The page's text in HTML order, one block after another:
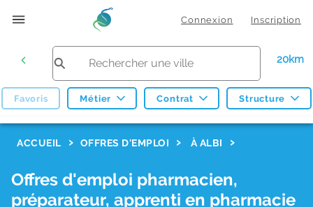
Connexion Inscription
20km
Favoris Métier Contrat Structure
ACCUEIL OFFRES D'EMPLOI À ALBI
Offres d'emploi pharmacien,
préparateur, apprenti en pharmacie